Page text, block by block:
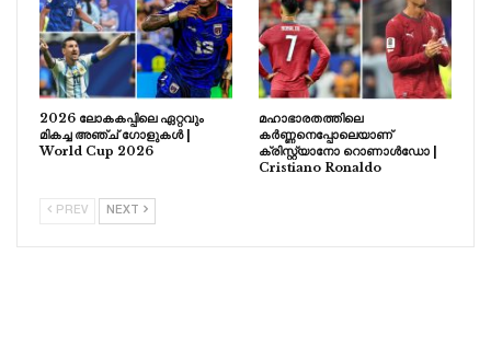
2026 ലോകകപ്പിലെ ഏറ്റവും
മികച്ച അഞ്ച് ഗോളുകൾ |
World Cup 2026
മഹാഭാരതത്തിലെ
കർണ്ണനെപ്പോലെയാണ്
ക്രിസ്റ്റ്യാനോ റൊണാൾഡോ |
Cristiano Ronaldo
PREV NEXT